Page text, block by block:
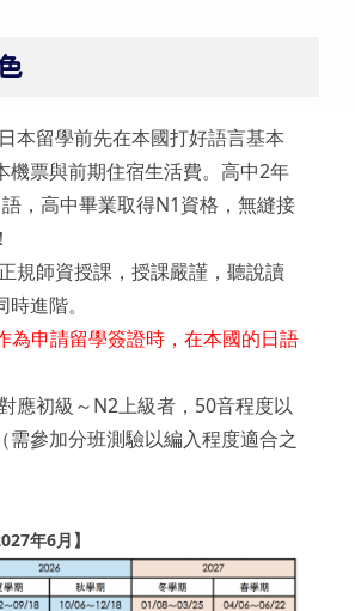
日本留學前先在本國打好語言基本
機票與前期住宿生活費。高中2年
，高中畢業取得N1資格，無縫接
正規師資授課，授課嚴謹，聽說讀
進階。
申請留學簽證時，在本國的日語
應初級～N2上級者，50音程度以
需參加分班測驗以編入程度適合之
年6月】